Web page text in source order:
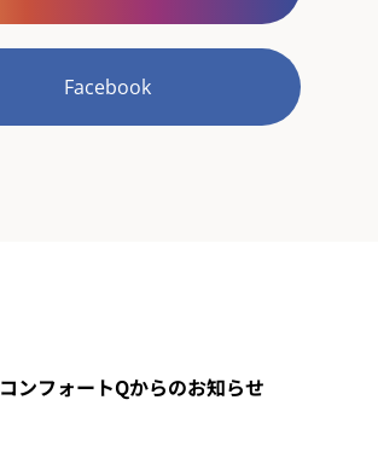
Facebook
コンフォートQからのお知らせ